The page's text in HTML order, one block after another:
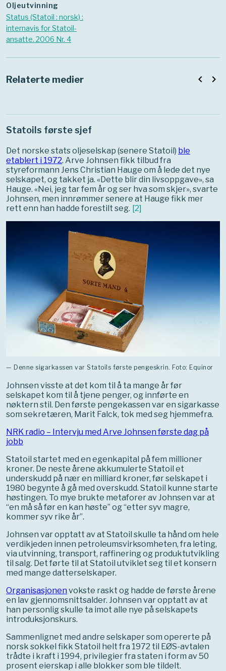
Oljeutvinning
Status (Statoil : norsk) :
internavis for Statoil-
ansatte. 2006 Nr. 4
Relaterte medier navigate_before navigate_next
Statoils første sjef
Det norske stats oljeselskap (senere Statoil) ble
etablert i 1972. Arve Johnsen fikk tilbud fra
styreformann Jens Christian Hauge om å lede det nye
selskapet, og takket ja. «Dette blir din livsoppgave», sa
Hauge. «Nei, jeg tar fem år og ser hva som skjer», svarte
Johnsen, men innrømmer senere at Hauge fikk mer
rett enn han hadde forestilt seg. [2]
— Denne sigarkassen var Statoils første pengeskrin. Foto: Equinor
Johnsen visste at det kom til å ta mange år før
selskapet kom til å tjene penger, og innførte en
nøktern stil. Den første pengekassen var en sigarkasse
som sekretæren, Marit Falck, tok med seg hjemmefra.
NRK radio – Intervju med Arve Johnsen første dag på
jobb
Statoil startet med en egenkapital på fem millioner
kroner. De neste årene akkumulerte Statoil et
underskudd på nær en milliard kroner, før selskapet i
1980 begynte å gå med overskudd. Statoil kunne starte
høstingen. To mye brukte metaforer av Johnsen var at
“en må så før en kan høste” og “etter syv magre,
kommer syv rike år”.
Johnsen var opptatt av at Statoil skulle ta hånd om hele
verdikjeden innen petroleumsvirksomheten, fra leting,
via utvinning, transport, raffinering og produktutvikling
til salg. Det førte til at Statoil utviklet seg til et konsern
med mange datterselskaper.
Organisasjonen vokste raskt og hadde de første årene
en lav gjennomsnittsalder. Johnsen var opptatt av at
han personlig skulle ta imot alle nye på selskapets
introduksjonskurs.
Sammenlignet med andre selskaper som opererte på
norsk sokkel fikk Statoil helt fra 1972 til EØS-avtalen
trådte i kraft i 1994, privilegier fra staten i form av 50
prosent eierskap i alle blokker som ble tildelt.